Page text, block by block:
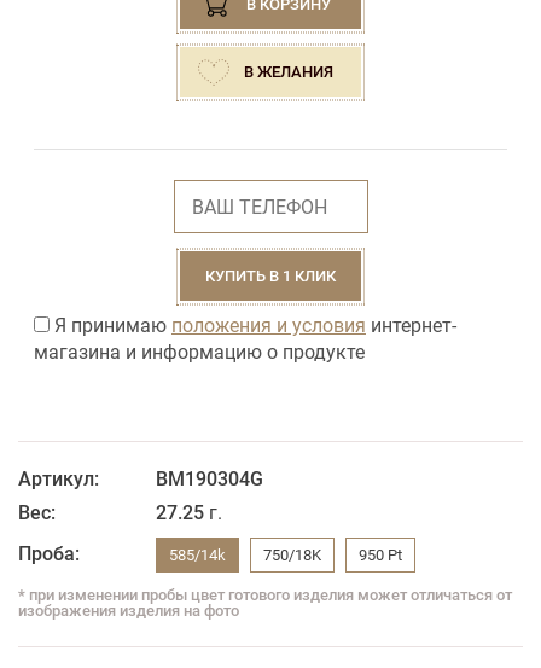
В КОРЗИНУ
В ЖЕЛАНИЯ
КУПИТЬ В 1 КЛИК
Я принимаю положения и условия интернет-
магазина и информацию о продукте
Артикул:
BM190304G
Вес:
27.25 г.
Проба:
585/14k 750/18K 950 Pt
* при изменении пробы цвет готового изделия может отличаться от
изображения изделия на фото